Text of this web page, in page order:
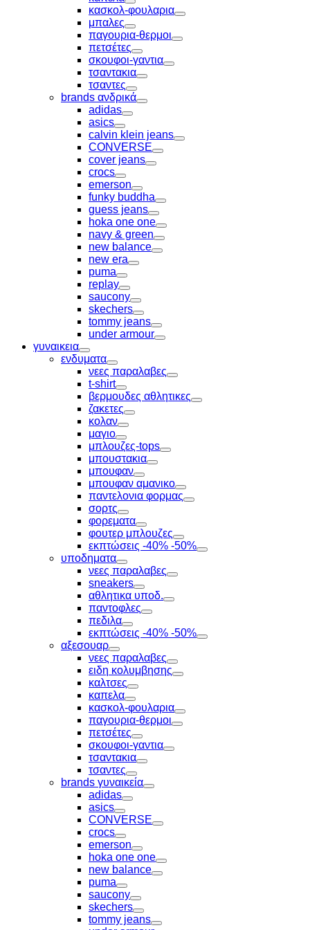
Toggle
κασκολ-φουλαρια
Toggle
μπαλες
Toggle
παγουρια-θερμοι
Toggle
πετσέτες
Toggle
σκουφοι-γαντια
Toggle
τσαντακια
Toggle
τσαντες
Toggle
brands ανδρικά
Toggle
adidas
Toggle
asics
Toggle
calvin klein jeans
Toggle
CONVERSE
Toggle
cover jeans
Toggle
crocs
Toggle
emerson
Toggle
funky buddha
Toggle
guess jeans
Toggle
hoka one one
Toggle
navy & green
Toggle
new balance
Toggle
new era
Toggle
puma
Toggle
replay
Toggle
saucony
Toggle
skechers
Toggle
tommy jeans
Toggle
under armour
Toggle
γυναικεια
Toggle
ενδυματα
Toggle
νεες παραλαβες
Toggle
t-shirt
Toggle
βερμουδες αθλητικες
Toggle
ζακετες
Toggle
κολαν
Toggle
μαγιο
Toggle
μπλουζες-tops
Toggle
μπουστακια
Toggle
μπουφαν
Toggle
μπουφαν αμανικο
Toggle
παντελονια φορμας
Toggle
σορτς
Toggle
φορεματα
Toggle
φουτερ μπλουζες
Toggle
εκπτώσεις -40% -50%
Toggle
υποδηματα
Toggle
νεες παραλαβες
Toggle
sneakers
Toggle
αθλητικα υποδ.
Toggle
παντοφλες
Toggle
πεδιλα
Toggle
εκπτώσεις -40% -50%
Toggle
αξεσουαρ
Toggle
νεες παραλαβες
Toggle
ειδη κολυμβησης
Toggle
καλτσες
Toggle
καπελα
Toggle
κασκολ-φουλαρια
Toggle
παγουρια-θερμοι
Toggle
πετσέτες
Toggle
σκουφοι-γαντια
Toggle
τσαντακια
Toggle
τσαντες
Toggle
brands γυναικεία
Toggle
adidas
Toggle
asics
Toggle
CONVERSE
Toggle
crocs
Toggle
emerson
Toggle
hoka one one
Toggle
new balance
Toggle
puma
Toggle
saucony
Toggle
skechers
Toggle
tommy jeans
Toggle